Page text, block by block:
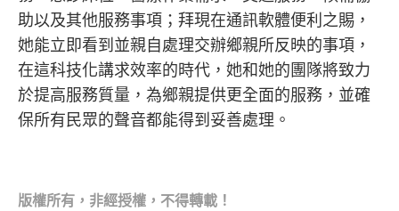
助以及其他服務事項；拜現在通訊軟體便利之賜，
她能立即看到並親自處理交辦鄉親所反映的事項，
在這科技化講求效率的時代，她和她的團隊將致力
於提高服務質量，為鄉親提供更全面的服務，並確
保所有民眾的聲音都能得到妥善處理。
版權所有，非經授權，不得轉載！